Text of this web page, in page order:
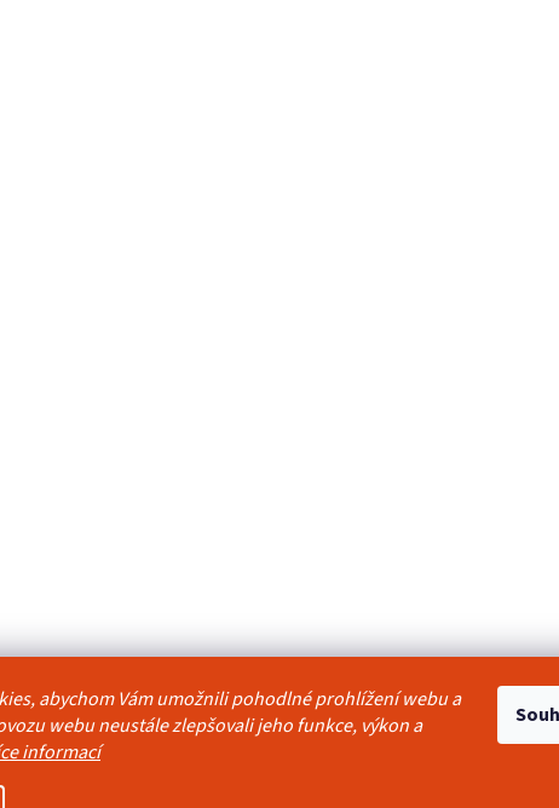
abychom Vám umožnili pohodlné prohlížení webu a
webu neustále zlepšovali jeho funkce, výkon a
informací
Reklamační řád Ochrana osobních údajů Kontakty Pravidla akce 2+1